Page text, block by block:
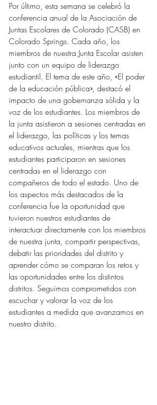
Por último, esta semana se celebró la
conferencia anual de la Asociación de
Juntas Escolares de Colorado (CASB) en
Colorado Springs. Cada año, los
miembros de nuestra Junta Escolar asisten
junto con un equipo de liderazgo
estudiantil. El tema de este año, «El poder
de la educación pública», destacó el
impacto de una gobernanza sólida y la
voz de los estudiantes. Los miembros de
la junta asistieron a sesiones centradas en
el liderazgo, las políticas y los temas
educativos actuales, mientras que los
estudiantes participaron en sesiones
centradas en el liderazgo con
compañeros de todo el estado. Uno de
los aspectos más destacados de la
conferencia fue la oportunidad que
tuvieron nuestros estudiantes de
interactuar directamente con los miembros
de nuestra junta, compartir perspectivas,
debatir las prioridades del distrito y
aprender cómo se comparan los retos y
las oportunidades entre los distintos
distritos. Seguimos comprometidos con
escuchar y valorar la voz de los
estudiantes a medida que avanzamos en
nuestro distrito.